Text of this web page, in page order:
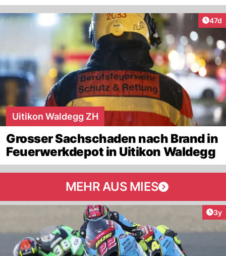
47d
Uitikon Waldegg ZH
Grosser Sachschaden nach Brand in
Feuerwerkdepot in Uitikon Waldegg
MEHR AUS MIES
3y